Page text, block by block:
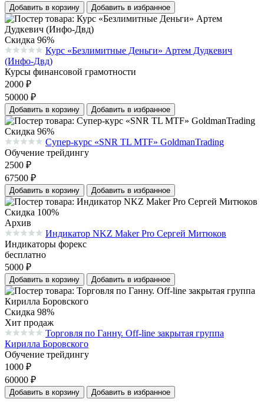
Добавить в корзину Добавить в избранное
Скидка 96%
Средняя оценка 0.0 из 5 на основании 0 голосов
Курс «Безлимитные Деньги» Артем Дудкевич
(Инфо-Двд)
Курсы финансовой грамотности
2000 ₽
50000 ₽
Добавить в корзину Добавить в избранное
Скидка 96%
Средняя оценка 0.0 из 5 на основании 0 голосов
Супер-курс «SNR TL MTF» GoldmanTrading
Обучение трейдингу
2500 ₽
67500 ₽
Добавить в корзину Добавить в избранное
Скидка 100%
Архив
Средняя оценка 0.0 из 5 на основании 0 голосов
Индикатор NKZ Maker Pro Сергей Митюков
Индикаторы форекс
бесплатно
5000 ₽
Добавить в корзину Добавить в избранное
Скидка 98%
Хит продаж
Средняя оценка 0.0 из 5 на основании 0 голосов
Торговля по Ганну. Off-line закрытая группа
Кирилла Боровского
Обучение трейдингу
1000 ₽
60000 ₽
Добавить в корзину Добавить в избранное